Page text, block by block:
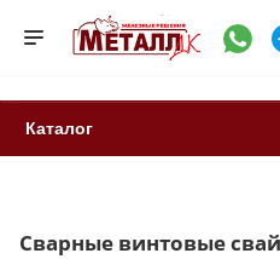
Каталог
Сварные винтовые